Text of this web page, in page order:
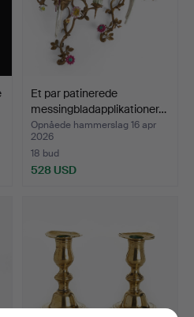
Et par patinerede
messingbladapplikationer…
Opnåede hammerslag 16 apr
2026
18 bud
528 USD